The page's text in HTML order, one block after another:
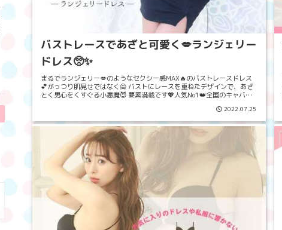
バストレースであざと可愛く💋ランジェリー
ドレス🥺✨
まるでランジェリー💋のようなセクシー感MAX🔥のバストレースドレス
💕がっつり肌見せではなく🙅 バストにレースを重ねたデザインで、あざ
とく男心をくすぐる小悪魔😈 要素満載です💖人気No1👑全国のキャバ嬢
2022.07.25